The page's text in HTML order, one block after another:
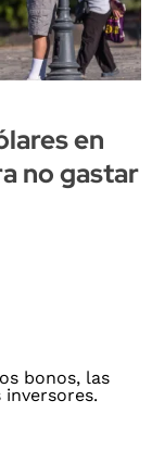
en
no gastar